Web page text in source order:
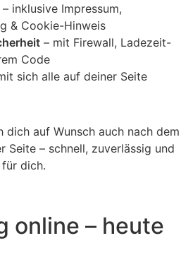
– inklusive Impressum,
& Cookie-Hinweis
– mit Firewall, Ladezeit-
Code
sich alle auf deiner Seite
auf Wunsch auch nach dem
Seite – schnell, zuverlässig und
dich.
online – heute